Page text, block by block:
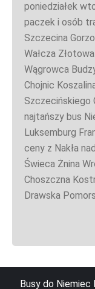
poniedziałek
paczek i osób
Szczecina
Wałcza
Wągrowca
Chojnic
Szczecińskiego
najtańszy bus
Luksemburg
ceny z Nakła
Świeca Żnina
Choszczna
Drawska
Busy do Niemiec